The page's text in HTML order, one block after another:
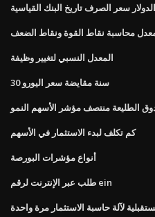
سعر الصرف تاريخ البنك القياسية
محاسبة نقاط القوة ونقاط الضعف
المعدل النسبي لتغيير وظيفة
30 سنة مقايضة سعر اليورو
الطليعة منتصف مؤشر الأسهم النمو
كم تكلف لبدء الاستثمار في الأسهم
أنواع مؤشرات البورصة
طلب عبر الإنترنت لرقم ein
لآلة حاسبة الاستثمار مرة واحدة